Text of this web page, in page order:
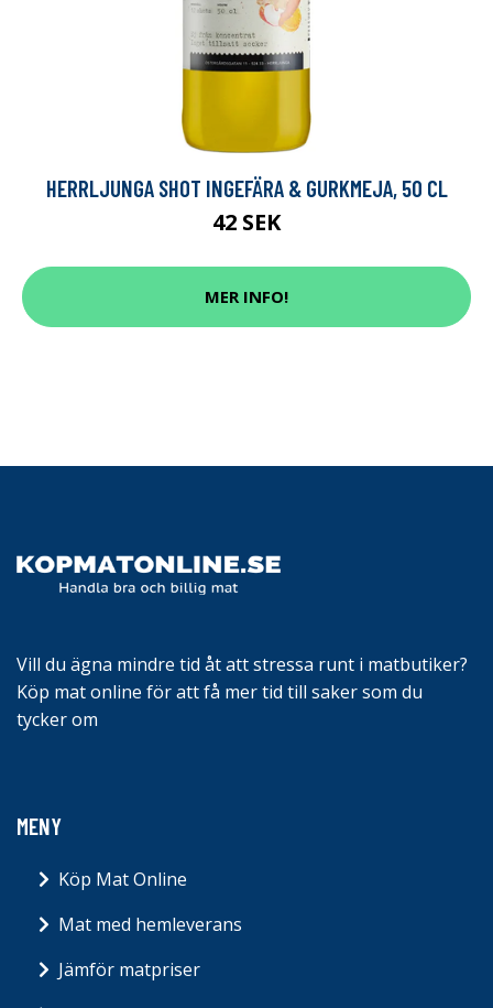
HERRLJUNGA SHOT INGEFÄRA & GURKMEJA, 50 CL
42 SEK
MER INFO!
Vill du ägna mindre tid åt att stressa runt i matbutiker?
Köp mat online för att få mer tid till saker som du
tycker om
MENY
Köp Mat Online
Mat med hemleverans
Jämför matpriser